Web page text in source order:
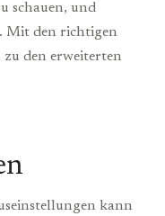
schauen, und
Mit den richtigen
zu den erweiterten
kann